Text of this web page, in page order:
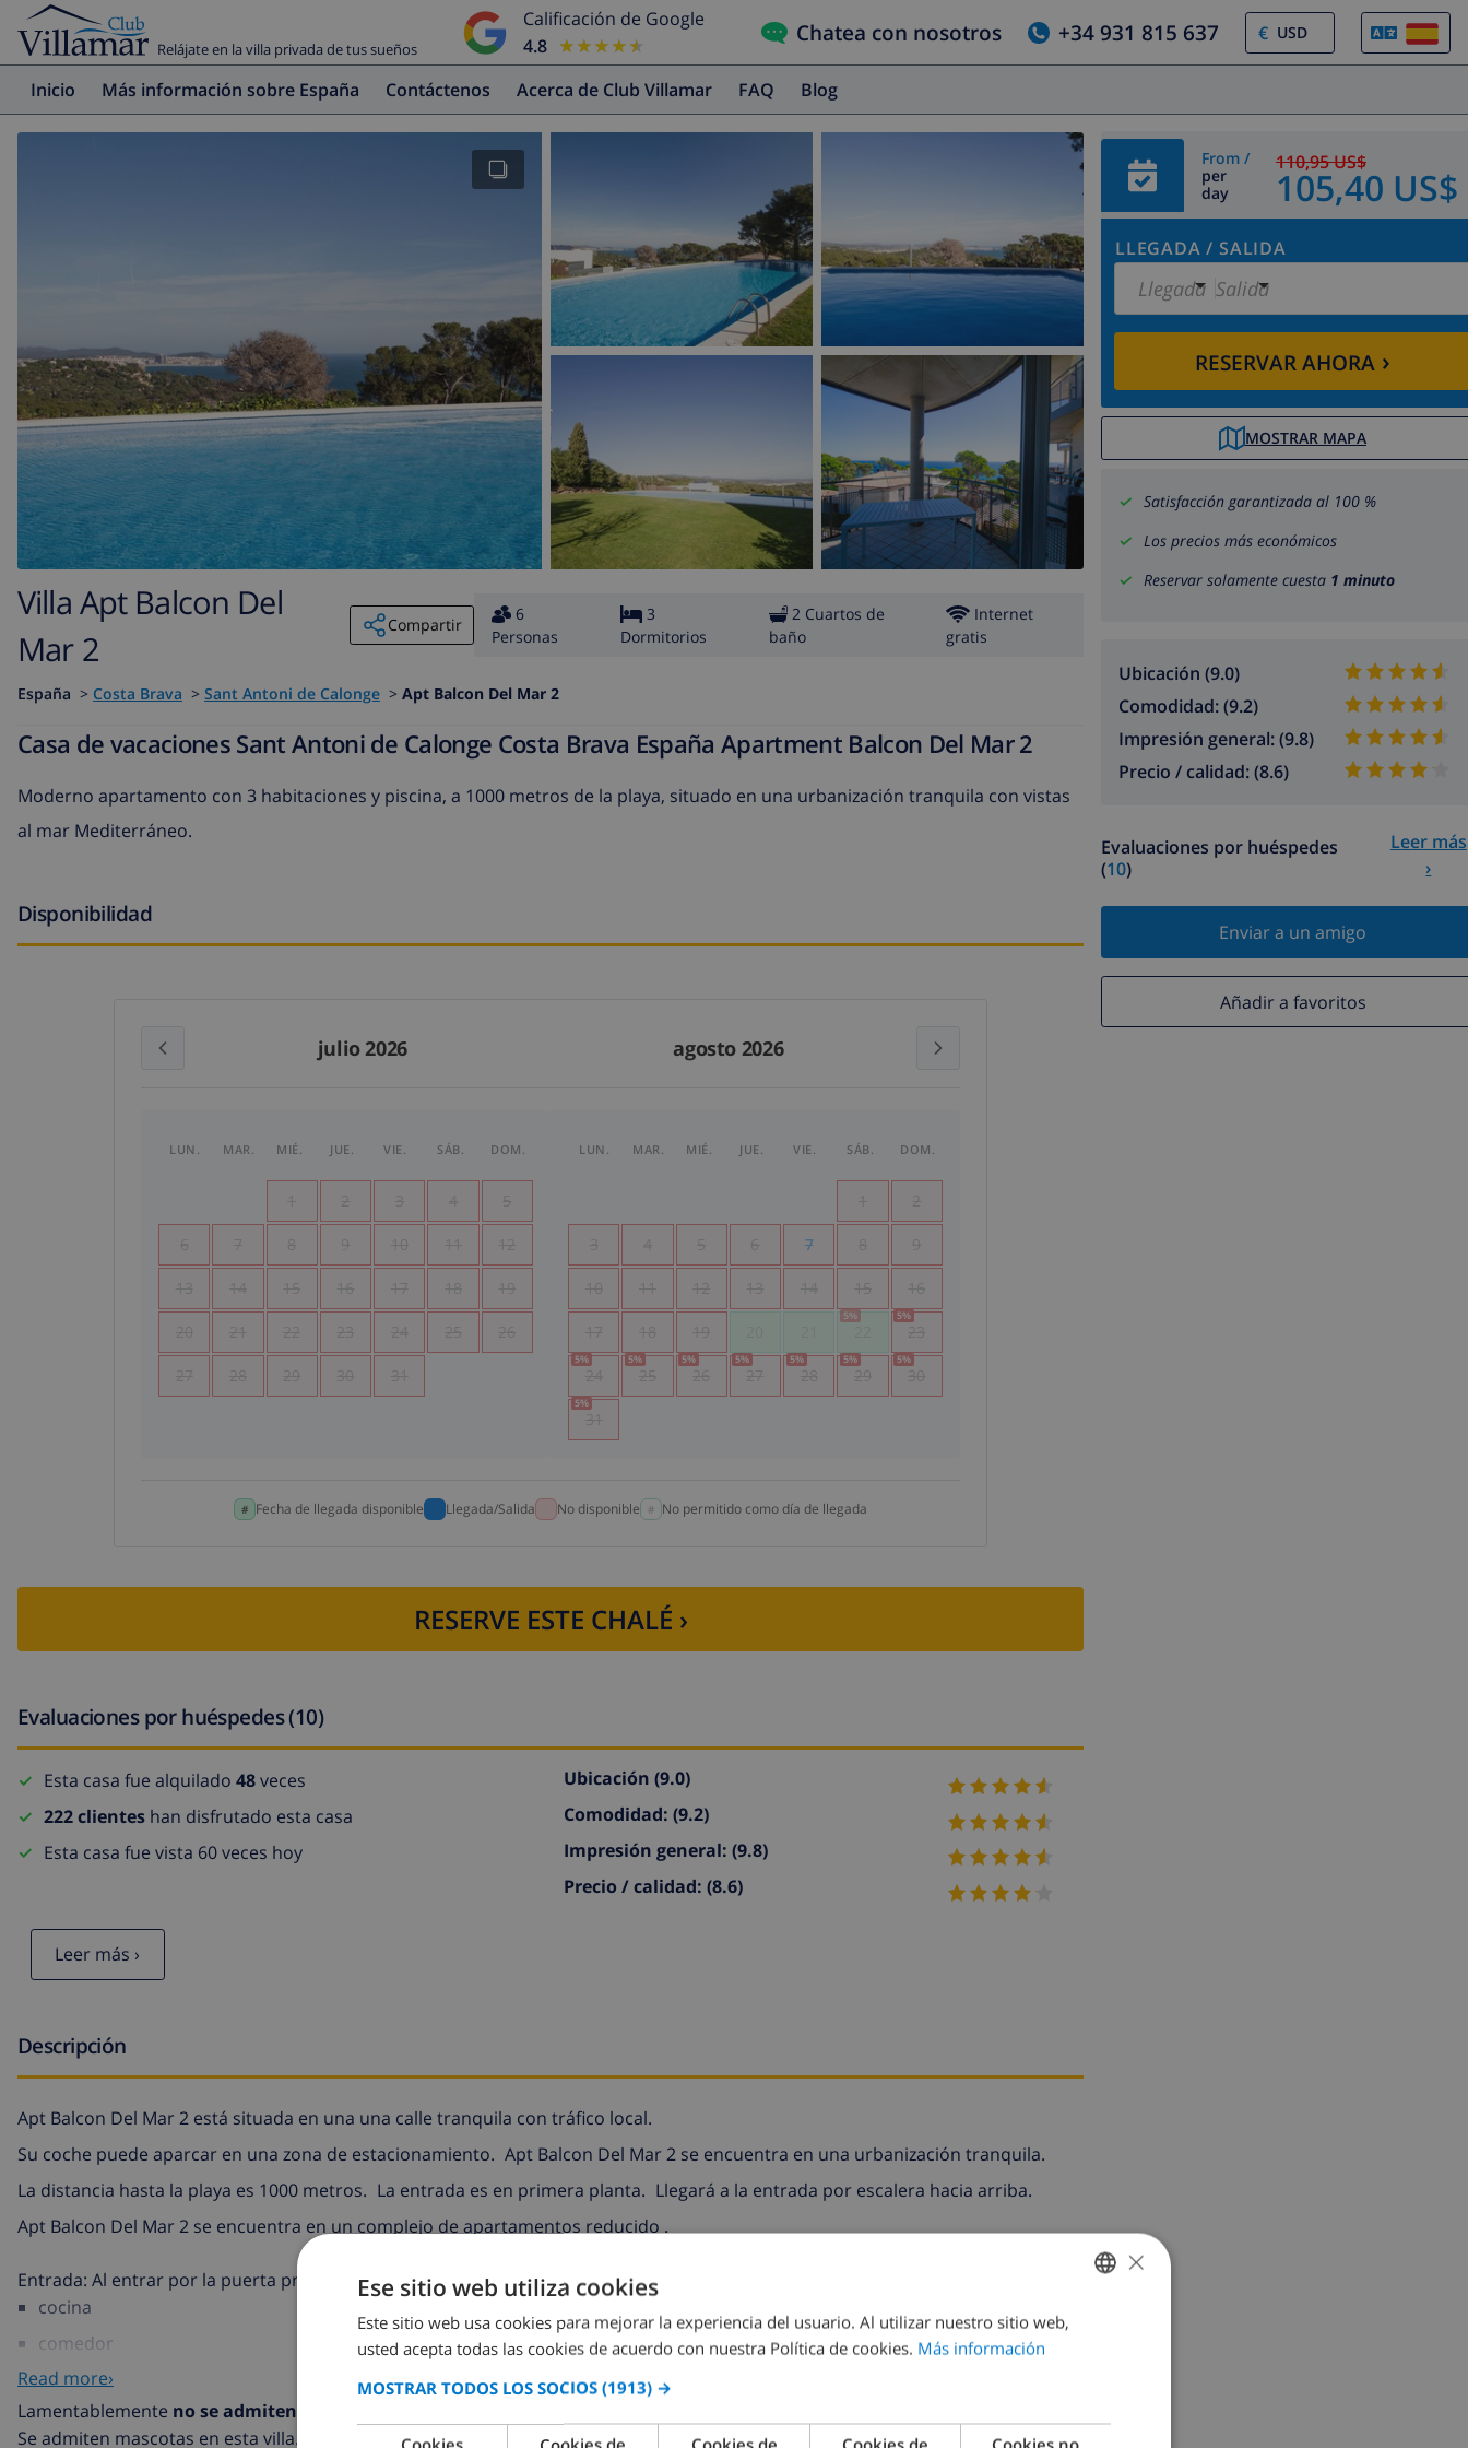
Relájate en la villa privada de tus sueños
Calificación de Google
4.8
★★★★★
★★★★★ Chatea con nosotros +34 931 815 637 €
Inicio Más información sobre España Contáctenos Acerca de Club Villamar FAQ Blog
From /
per
day
110,95 US$
105,40 US$
LLEGADA / SALIDA
Llegada Salida
RESERVAR AHORA ›
MOSTRAR MAPA
Satisfacción garantizada al 100 %
Los precios más económicos
Reservar solamente cuesta 1 minuto
Ubicación (9.0)
Comodidad: (9.2)
Impresión general: (9.8)
Precio / calidad: (8.6)
Evaluaciones por huéspedes
(10)
Leer más
›
Enviar a un amigo
Añadir a favoritos
Villa Apt Balcon Del
Mar 2
Compartir
6
Personas
3
Dormitorios
2 Cuartos de
baño
Internet
gratis
España > Costa Brava > Sant Antoni de Calonge > Apt Balcon Del Mar 2
Casa de vacaciones Sant Antoni de Calonge Costa Brava España Apartment Balcon Del Mar 2
Moderno apartamento con 3 habitaciones y piscina, a 1000 metros de la playa, situado en una urbanización tranquila con vistas
al mar Mediterráneo.
Disponibilidad
julio 2026 agosto 2026
LUN. MAR. MIÉ. JUE. VIE. SÁB. DOM.
1 2 3 4 5
6 7 8 9 10 11 12
13 14 15 16 17 18 19
20 21 22 23 24 25 26
27 28 29 30 31
LUN. MAR. MIÉ. JUE. VIE. SÁB. DOM.
1 2
3 4 5 6 7 8 9
10 11 12 13 14 15 16
17 18 19
5%
23
5%
24
5%
25
5%
26
5%
27
5%
28
5%
29
5%
30
5%
31
5%
Fecha de llegada disponible Llegada/Salida No disponible No permitido como día de llegada
RESERVE ESTE CHALÉ ›
Evaluaciones por huéspedes (10)
Esta casa fue alquilado 48veces
222 clientes han disfrutado esta casa
Esta casa fue vista 60 veces hoy
Ubicación (9.0)
Comodidad: (9.2)
Impresión general: (9.8)
Precio / calidad: (8.6)
Leer más ›
Descripción
Apt Balcon Del Mar 2 está situada en una una calle tranquila con tráfico local.
Su coche puede aparcar en una zona de estacionamiento. Apt Balcon Del Mar 2 se encuentra en una urbanización tranquila.
La distancia hasta la playa es 1000 metros. La entrada es en primera planta. Llegará a la entrada por escalera hacia arriba.
Apt Balcon Del Mar 2 se encuentra en un complejo de apartamentos reducido .
Entrada: Al entrar por la puerta principal de la vivienda encontrará:
cocina
comedor
3 dormitorios
2 cuartos de baño
Read more›
Lamentablemente no se admiten
Se admiten mascotas en esta villa.
SPANISH
DUTCH
SPANISH
×
Ese sitio web utiliza cookies
Este sitio web usa cookies para mejorar la experiencia del usuario. Al utilizar nuestro sitio web,
usted acepta todas las cookies de acuerdo con nuestra Política de cookies. Más información
MOSTRAR TODOS LOS SOCIOS (1913) →